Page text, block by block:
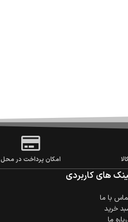
امکان پرداخت در محل
های کاربردی
با ما
خرید
ما